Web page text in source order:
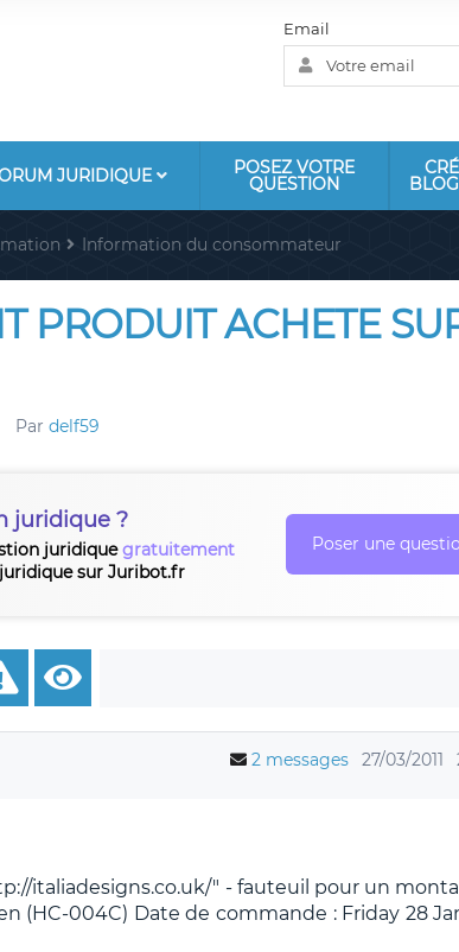
Email
JURIDIQUE POSEZ VOTRE
QUESTION
Information du consommateur
PRODUIT ACHETE
Par delf59
juridique ?
juridiquegratuitement
sur Juribot.fr
Poser une
2 messages 27/03/2011
italiadesigns.co.uk/" - fauteuil pour un
(HC-004C) Date de commande : Friday 28